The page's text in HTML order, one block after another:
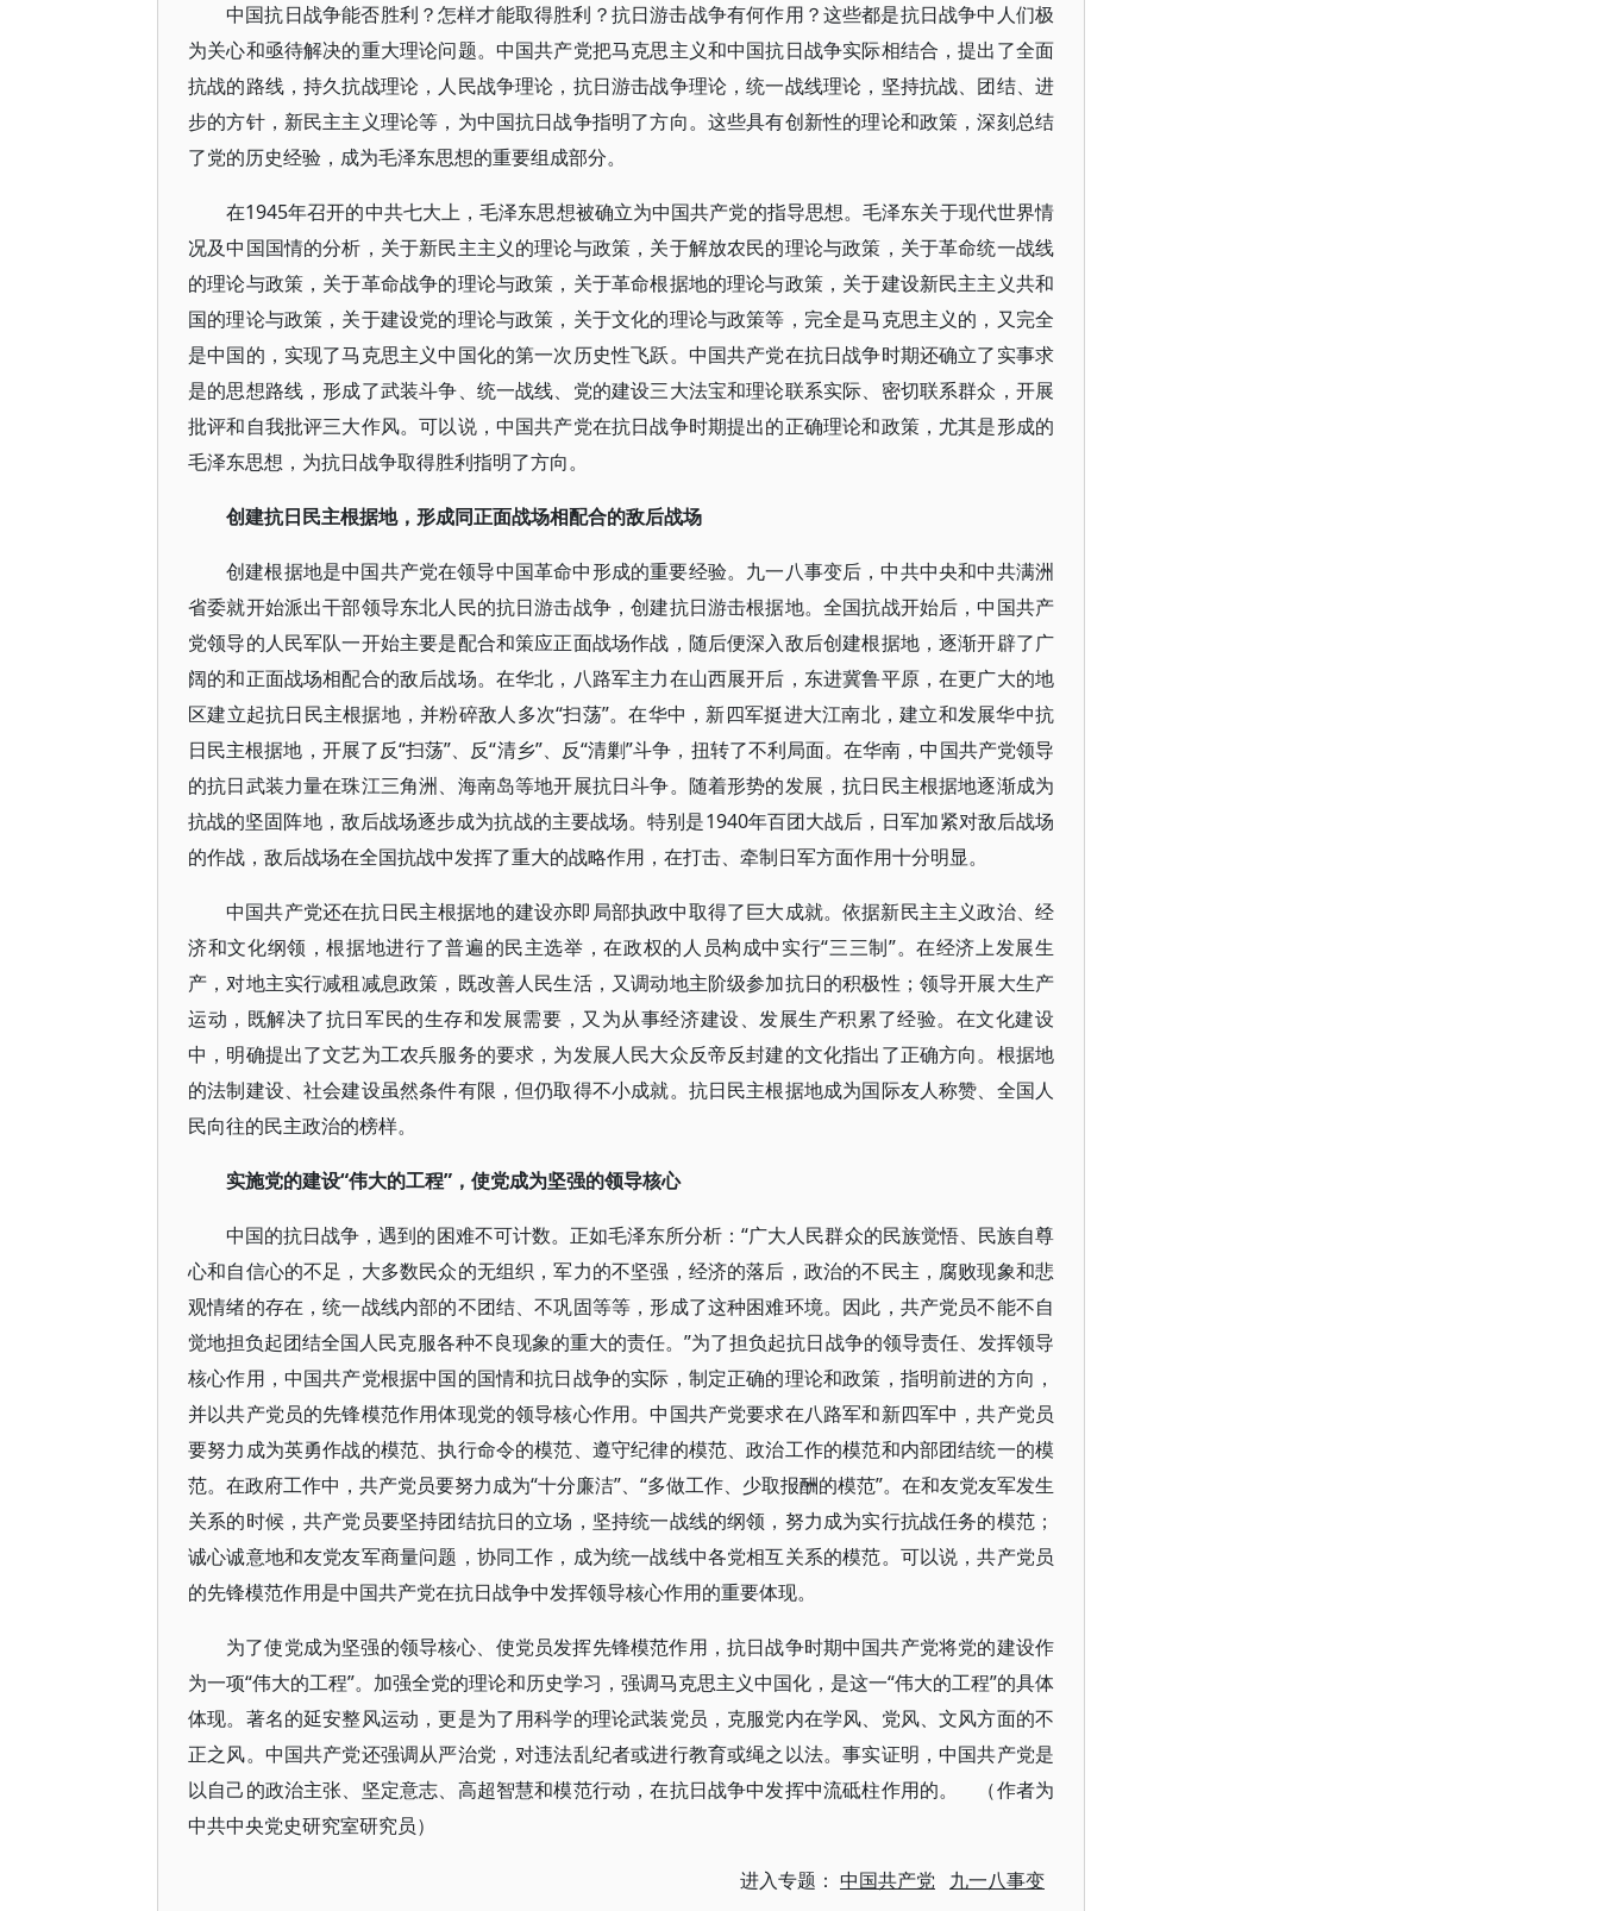
中国抗日战争能否胜利？怎样才能取得胜利？抗日游击战争有何作用？这些都是抗日战争中人们极
为关心和亟待解决的重大理论问题。中国共产党把马克思主义和中国抗日战争实际相结合，提出了全面
抗战的路线，持久抗战理论，人民战争理论，抗日游击战争理论，统一战线理论，坚持抗战、团结、进
步的方针，新民主主义理论等，为中国抗日战争指明了方向。这些具有创新性的理论和政策，深刻总结
了党的历史经验，成为毛泽东思想的重要组成部分。
在1945年召开的中共七大上，毛泽东思想被确立为中国共产党的指导思想。毛泽东关于现代世界情
况及中国国情的分析，关于新民主主义的理论与政策，关于解放农民的理论与政策，关于革命统一战线
的理论与政策，关于革命战争的理论与政策，关于革命根据地的理论与政策，关于建设新民主主义共和
国的理论与政策，关于建设党的理论与政策，关于文化的理论与政策等，完全是马克思主义的，又完全
是中国的，实现了马克思主义中国化的第一次历史性飞跃。中国共产党在抗日战争时期还确立了实事求
是的思想路线，形成了武装斗争、统一战线、党的建设三大法宝和理论联系实际、密切联系群众，开展
批评和自我批评三大作风。可以说，中国共产党在抗日战争时期提出的正确理论和政策，尤其是形成的
毛泽东思想，为抗日战争取得胜利指明了方向。
创建抗日民主根据地，形成同正面战场相配合的敌后战场
创建根据地是中国共产党在领导中国革命中形成的重要经验。九一八事变后，中共中央和中共满洲
省委就开始派出干部领导东北人民的抗日游击战争，创建抗日游击根据地。全国抗战开始后，中国共产
党领导的人民军队一开始主要是配合和策应正面战场作战，随后便深入敌后创建根据地，逐渐开辟了广
阔的和正面战场相配合的敌后战场。在华北，八路军主力在山西展开后，东进冀鲁平原，在更广大的地
区建立起抗日民主根据地，并粉碎敌人多次“扫荡”。在华中，新四军挺进大江南北，建立和发展华中抗
日民主根据地，开展了反“扫荡”、反“清乡”、反“清剿”斗争，扭转了不利局面。在华南，中国共产党领导
的抗日武装力量在珠江三角洲、海南岛等地开展抗日斗争。随着形势的发展，抗日民主根据地逐渐成为
抗战的坚固阵地，敌后战场逐步成为抗战的主要战场。特别是1940年百团大战后，日军加紧对敌后战场
的作战，敌后战场在全国抗战中发挥了重大的战略作用，在打击、牵制日军方面作用十分明显。
中国共产党还在抗日民主根据地的建设亦即局部执政中取得了巨大成就。依据新民主主义政治、经
济和文化纲领，根据地进行了普遍的民主选举，在政权的人员构成中实行“三三制”。在经济上发展生
产，对地主实行减租减息政策，既改善人民生活，又调动地主阶级参加抗日的积极性；领导开展大生产
运动，既解决了抗日军民的生存和发展需要，又为从事经济建设、发展生产积累了经验。在文化建设
中，明确提出了文艺为工农兵服务的要求，为发展人民大众反帝反封建的文化指出了正确方向。根据地
的法制建设、社会建设虽然条件有限，但仍取得不小成就。抗日民主根据地成为国际友人称赞、全国人
民向往的民主政治的榜样。
实施党的建设“伟大的工程”，使党成为坚强的领导核心
中国的抗日战争，遇到的困难不可计数。正如毛泽东所分析：“广大人民群众的民族觉悟、民族自尊
心和自信心的不足，大多数民众的无组织，军力的不坚强，经济的落后，政治的不民主，腐败现象和悲
观情绪的存在，统一战线内部的不团结、不巩固等等，形成了这种困难环境。因此，共产党员不能不自
觉地担负起团结全国人民克服各种不良现象的重大的责任。”为了担负起抗日战争的领导责任、发挥领导
核心作用，中国共产党根据中国的国情和抗日战争的实际，制定正确的理论和政策，指明前进的方向，
并以共产党员的先锋模范作用体现党的领导核心作用。中国共产党要求在八路军和新四军中，共产党员
要努力成为英勇作战的模范、执行命令的模范、遵守纪律的模范、政治工作的模范和内部团结统一的模
范。在政府工作中，共产党员要努力成为“十分廉洁”、“多做工作、少取报酬的模范”。在和友党友军发生
关系的时候，共产党员要坚持团结抗日的立场，坚持统一战线的纲领，努力成为实行抗战任务的模范；
诚心诚意地和友党友军商量问题，协同工作，成为统一战线中各党相互关系的模范。可以说，共产党员
的先锋模范作用是中国共产党在抗日战争中发挥领导核心作用的重要体现。
为了使党成为坚强的领导核心、使党员发挥先锋模范作用，抗日战争时期中国共产党将党的建设作
为一项“伟大的工程”。加强全党的理论和历史学习，强调马克思主义中国化，是这一“伟大的工程”的具体
体现。著名的延安整风运动，更是为了用科学的理论武装党员，克服党内在学风、党风、文风方面的不
正之风。中国共产党还强调从严治党，对违法乱纪者或进行教育或绳之以法。事实证明，中国共产党是
以自己的政治主张、坚定意志、高超智慧和模范行动，在抗日战争中发挥中流砥柱作用的。 （作者为
中共中央党史研究室研究员）
进入专题： 中国共产党 九一八事变